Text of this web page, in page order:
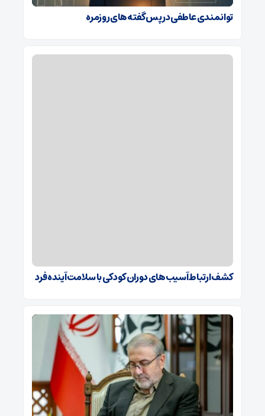
توانمندی عاطفی در پس گفته‌های روزمره
کشف ارتباط آسیب‌های دوران کودکی با سلامت آینده فرد